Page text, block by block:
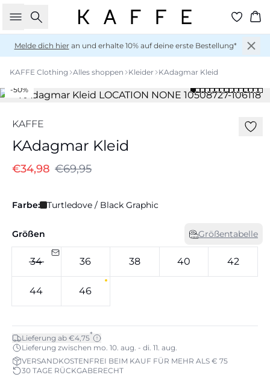
Suche
Melde dich hieran und erhalte 10% auf deine erste Bestellung*
KAFFE Clothing Alles shoppen Kleider KAdagmar Kleid
-50%
KAFFE
KAdagmar Kleid
€34,98 €69,95
Farbe: Turtledove / Black Graphic
Größen Größentabelle
34 36 38 40 42
44 46
Lieferung ab €4,75*
Lieferung zwischen mo. 10. aug. - di. 11. aug.
VERSANDKOSTENFREI BEIM KAUF FÜR MEHR ALS € 75
30 TAGE RÜCKGABERECHT